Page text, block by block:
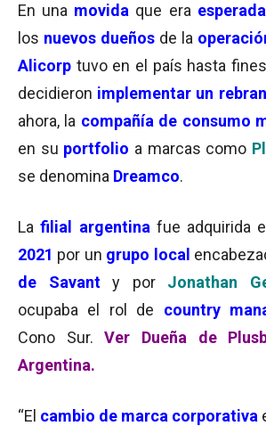
En una movida que era esperada
los nuevos dueños de la
Alicorp tuvo en el país hasta
decidieron implementar un
ahora, la compañía de consumo
en su portfolio a marcas como
se denomina Dreamco.
Lafilial argentina fue adquirida
2021 por un grupo local
de Savanty por Jonathan
ocupaba el rol de country
Cono Sur.Ver Dueña de
Argentina.
“El cambio de marca corporativa